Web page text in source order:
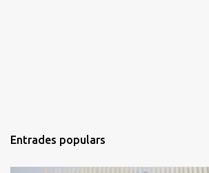
Entrades populars